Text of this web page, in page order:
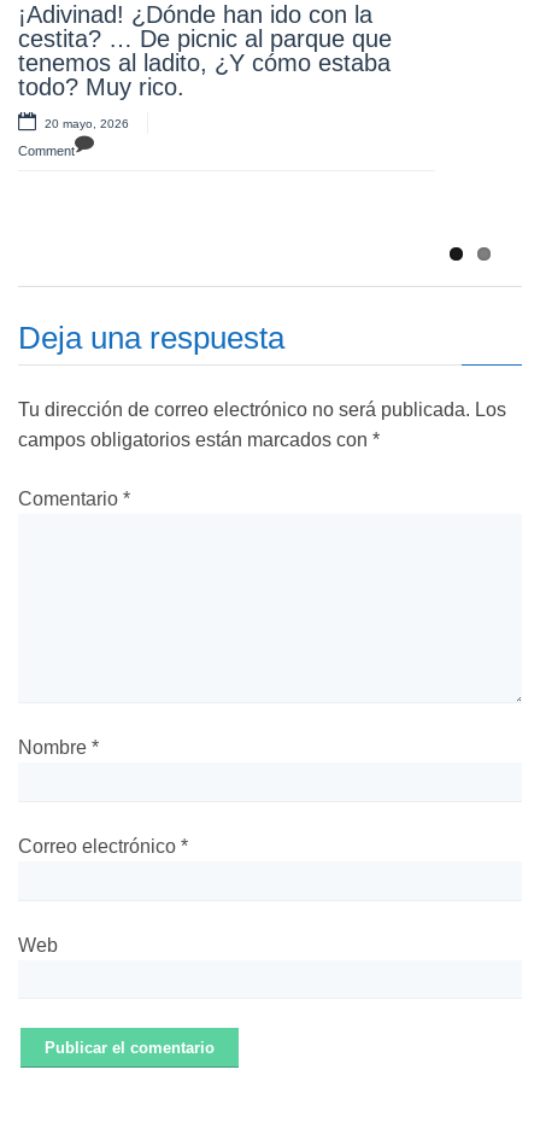
¡Adivinad! ¿Dónde han ido con la
cestita? … De picnic al parque que
tenemos al ladito, ¿Y cómo estaba
todo? Muy rico.
20 mayo, 2026
Comment
17 mayo, 2026
Comment
Muchas gracias a nuestros profes por
querer pasar un día maravilloso en el
Puy du foi. ¡Se lo pasaron….genial!
Deja una respuesta
Tu dirección de correo electrónico no será publicada. Los
campos obligatorios están marcados con *
Comentario *
Nombre *
Correo electrónico *
Web